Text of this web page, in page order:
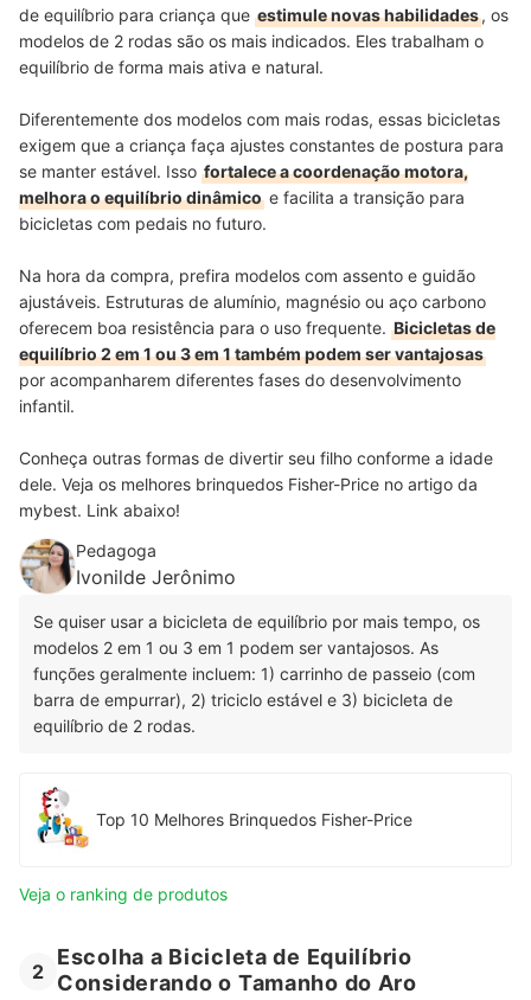
de equilíbrio para criança que estimule novas habilidades, os
modelos de 2 rodas são os mais indicados. Eles trabalham o
equilíbrio de forma mais ativa e natural.
Diferentemente dos modelos com mais rodas, essas bicicletas
exigem que a criança faça ajustes constantes de postura para
se manter estável. Isso fortalece a coordenação motora,
melhora o equilíbrio dinâmico e facilita a transição para
bicicletas com pedais no futuro.
Na hora da compra, prefira modelos com assento e guidão
ajustáveis. Estruturas de alumínio, magnésio ou aço carbono
oferecem boa resistência para o uso frequente. Bicicletas de
equilíbrio 2 em 1 ou 3 em 1 também podem ser vantajosas
por acompanharem diferentes fases do desenvolvimento
infantil.
Conheça outras formas de divertir seu filho conforme a idade
dele. Veja os melhores brinquedos Fisher-Price no artigo da
mybest. Link abaixo!
Pedagoga
Ivonilde Jerônimo
Se quiser usar a bicicleta de equilíbrio por mais tempo, os
modelos 2 em 1 ou 3 em 1 podem ser vantajosos. As
funções geralmente incluem: 1) carrinho de passeio (com
barra de empurrar), 2) triciclo estável e 3) bicicleta de
equilíbrio de 2 rodas.
Top 10 Melhores Brinquedos Fisher-Price
Veja o ranking de produtos
2
Escolha a Bicicleta de Equilíbrio
Considerando o Tamanho do Aro